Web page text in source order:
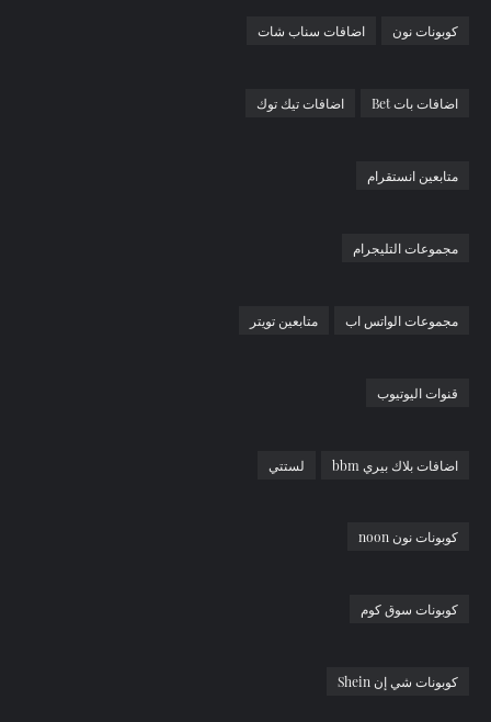
كوبونات نون اضافات سناب شات
اضافات بات Bet اضافات تيك توك
متابعين انستقرام
مجموعات التليجرام
مجموعات الواتس اب متابعين تويتر
قنوات اليوتيوب
اضافات بلاك بيري bbm لستتي
كوبونات نون noon
كوبونات سوق كوم
كوبونات شي إن Shein